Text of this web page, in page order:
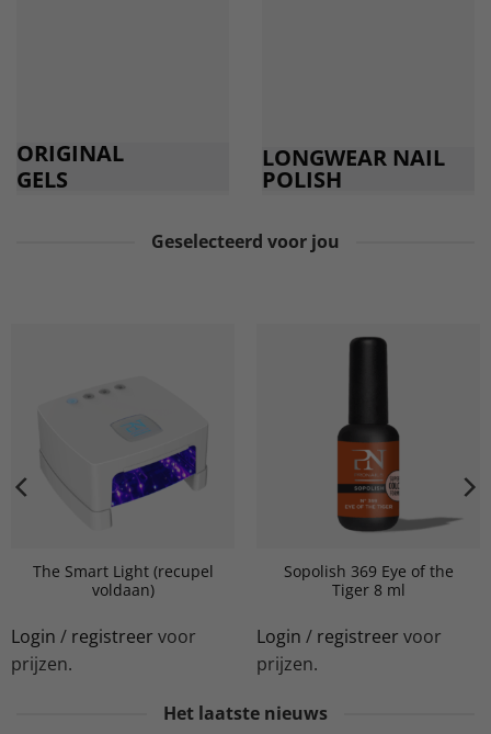
ORIGINAL
GELS
LONGWEAR NAIL
POLISH
Geselecteerd voor jou
The Smart Light (recupel
voldaan)
Login / registreer voor
prijzen.
Sopolish 369 Eye of the
Tiger 8 ml
Login / registreer voor
prijzen.
Het laatste nieuws